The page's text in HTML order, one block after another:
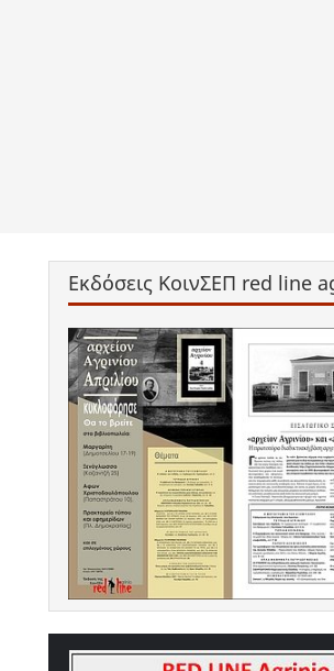
Εκδόσεις ΚοινΣΕΠ red line